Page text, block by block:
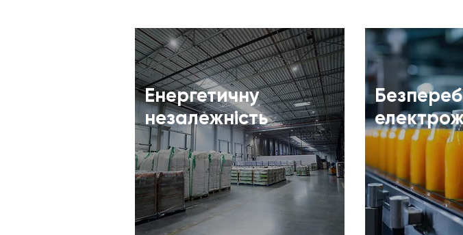
Енергетичну
незалежність